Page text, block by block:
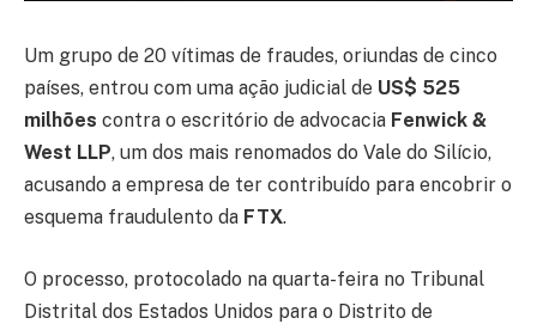
Um grupo de 20 vítimas de fraudes, oriundas de cinco
países, entrou com uma ação judicial de US$ 525
milhões contra o escritório de advocacia Fenwick &
West LLP, um dos mais renomados do Vale do Silício,
acusando a empresa de ter contribuído para encobrir o
esquema fraudulento da FTX.
O processo, protocolado na quarta-feira no Tribunal
Distrital dos Estados Unidos para o Distrito de